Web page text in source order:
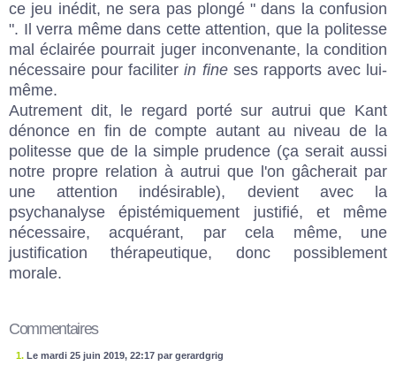
ce jeu inédit, ne sera pas plongé " dans la confusion
". Il verra même dans cette attention, que la politesse
mal éclairée pourrait juger inconvenante, la condition
nécessaire pour faciliterin fineses rapports avec lui-
même.
Autrement dit, le regard porté sur autrui que Kant
dénonce en fin de compte autant au niveau de la
politesse que de la simple prudence (ça serait aussi
notre propre relation à autrui que l'on gâcherait par
une attention indésirable), devient avec la
psychanalyse épistémiquement justifié, et même
nécessaire, acquérant, par cela même, une
justification thérapeutique, donc possiblement
morale.
Commentaires
1. Le mardi 25 juin 2019, 22:17 par gerardgrig